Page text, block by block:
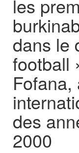
les
dans le
football
Fofana,
des
2000